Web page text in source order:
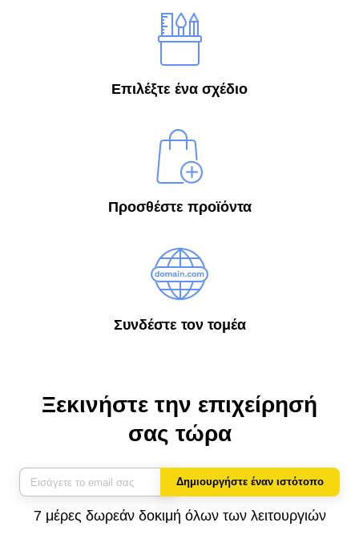
Επιλέξτε ένα σχέδιο
Προσθέστε προϊόντα
Συνδέστε τον τομέα
Ξεκινήστε την επιχείρησή
σας τώρα
Δημιουργήστε έναν ιστότοπο
7 μέρες δωρεάν δοκιμή όλων των λειτουργιών